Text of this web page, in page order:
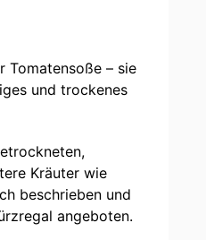
Tomatensoße – sie
und trockenes
Kräuter wie
beschrieben und
angeboten.